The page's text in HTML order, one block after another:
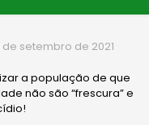
de setembro de 2021
a população de que
não são “frescura” e